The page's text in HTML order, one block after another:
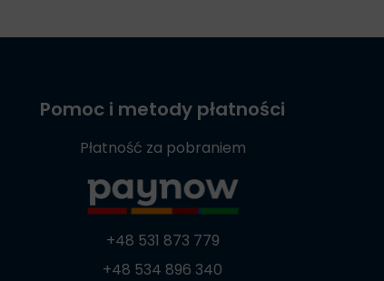
Pomoc i metody płatności
Płatność za pobraniem
+48 531 873 779
+48 534 896 340